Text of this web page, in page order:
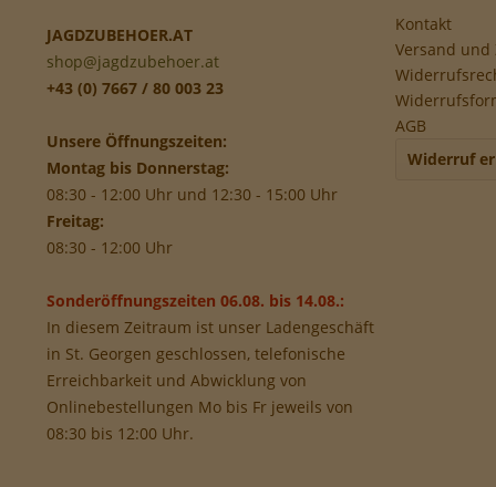
JAGDZUBEHOER.AT
shop@jagdzubehoer.at
+43 (0) 7667 / 80 003 23
Unsere Öffnungszeiten:
Montag bis Donnerstag:
08:30 - 12:00 Uhr und 12:30 - 15:00 Uhr
Freitag:
08:30 - 12:00 Uhr
Sonderöffnungszeiten 06.08. bis 14.08.:
In diesem Zeitraum ist unser Ladengeschäft
in St. Georgen geschlossen, telefonische
Erreichbarkeit und Abwicklung von
Onlinebestellungen Mo bis Fr jeweils von
08:30 bis 12:00 Uhr.
Kontakt
Versand und
AGB
Widerruf